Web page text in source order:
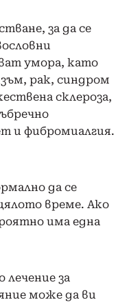
за да се
умора, като
рак, синдром
склероза,
и фибромиалгия.
да се
време. Ако
има една
за
може да ви